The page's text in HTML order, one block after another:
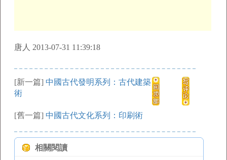
唐人 2013-07-31 11:39:18
[新一篇] 中國古代發明系列：古代建築
術
[舊一篇] 中國古代文化系列：印刷術
相關閱讀